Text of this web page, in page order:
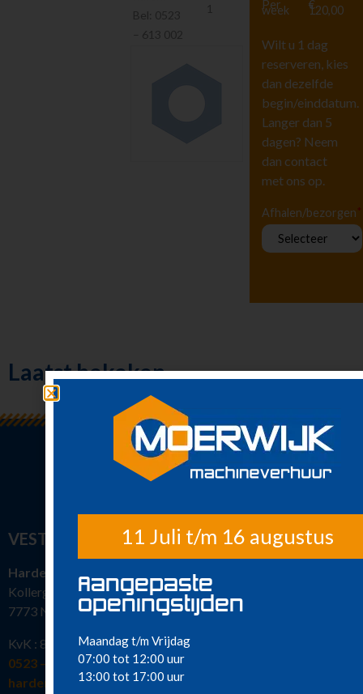
Luchtgereedschap
Luchtbehandeling
Straten maken
Pompen
Klimaatbeheersing
Metaalbewerking
Sanitair
Nieuw in ons
assortiment
Meest gehuurd
Per
week €
120,00
Wilt u 1 dag
reserveren, kies
dan dezelfde
begin/einddatum.
Langer dan 5
dagen? Neem
dan contact
met ons op.
Afhalen/bezorgen *
Laatst bekeken
VESTIGINGEN
Hardenberg
Kollergang 15
7773 NG Hardenberg
KvK : 82386463
0523 – 216 777
hardenberg@moerwijkverhuur.nl
11 Juli t/m 16 augustus
Aangepaste
openingstijden
Maandag t/m Vrijdag
07:00 tot 12:00 uur
13:00 tot 17:00 uur